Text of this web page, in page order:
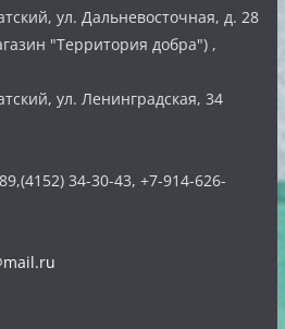
ул. Дальневосточная, д. 28
"Территория добра") ,
ул. Ленинградская, 34
34-30-43, +7-914-626-